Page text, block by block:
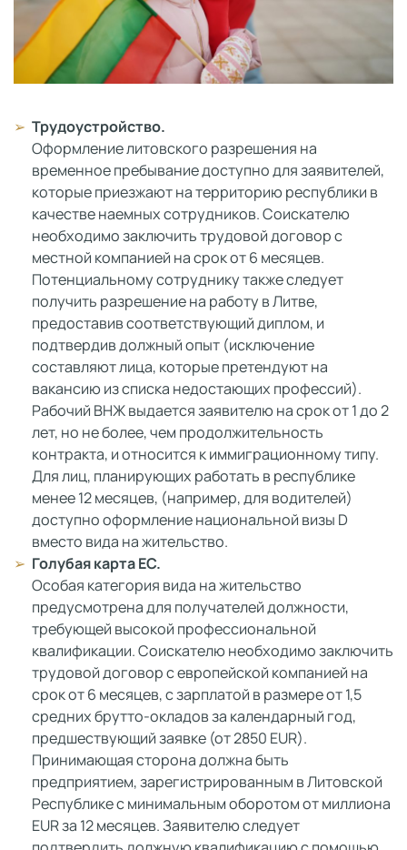
Трудоустройство.
Оформление литовского разрешения на
временное пребывание доступно для заявителей,
которые приезжают на территорию республики в
качестве наемных сотрудников. Соискателю
необходимо заключить трудовой договор с
местной компанией на срок от 6 месяцев.
Потенциальному сотруднику также следует
получить разрешение на работу в Литве,
предоставив соответствующий диплом, и
подтвердив должный опыт (исключение
составляют лица, которые претендуют на
вакансию из списка недостающих профессий).
Рабочий ВНЖ выдается заявителю на срок от 1 до 2
лет, но не более, чем продолжительность
контракта, и относится к иммиграционному типу.
Для лиц, планирующих работать в республике
менее 12 месяцев, (например, для водителей)
доступно оформление национальной визы D
вместо вида на жительство.
Голубая карта ЕС.
Особая категория вида на жительство
предусмотрена для получателей должности,
требующей высокой профессиональной
квалификации. Соискателю необходимо заключить
трудовой договор с европейской компанией на
срок от 6 месяцев, с зарплатой в размере от 1,5
средних брутто-окладов за календарный год,
предшествующий заявке (от 2850 EUR).
Принимающая сторона должна быть
предприятием, зарегистрированным в Литовской
Республике с минимальным оборотом от миллиона
EUR за 12 месяцев. Заявителю следует